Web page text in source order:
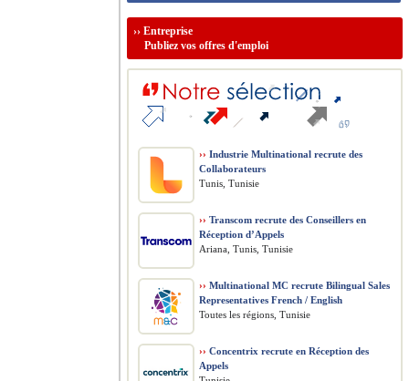
›› Entreprise
Publiez vos offres d'emploi
›› Industrie Multinational recrute des
Collaborateurs
Tunis, Tunisie
›› Transcom recrute des Conseillers en
Réception d’Appels
Ariana, Tunis, Tunisie
›› Multinational MC recrute Bilingual Sales
Representatives French / English
Toutes les régions, Tunisie
›› Concentrix recrute en Réception des
Appels